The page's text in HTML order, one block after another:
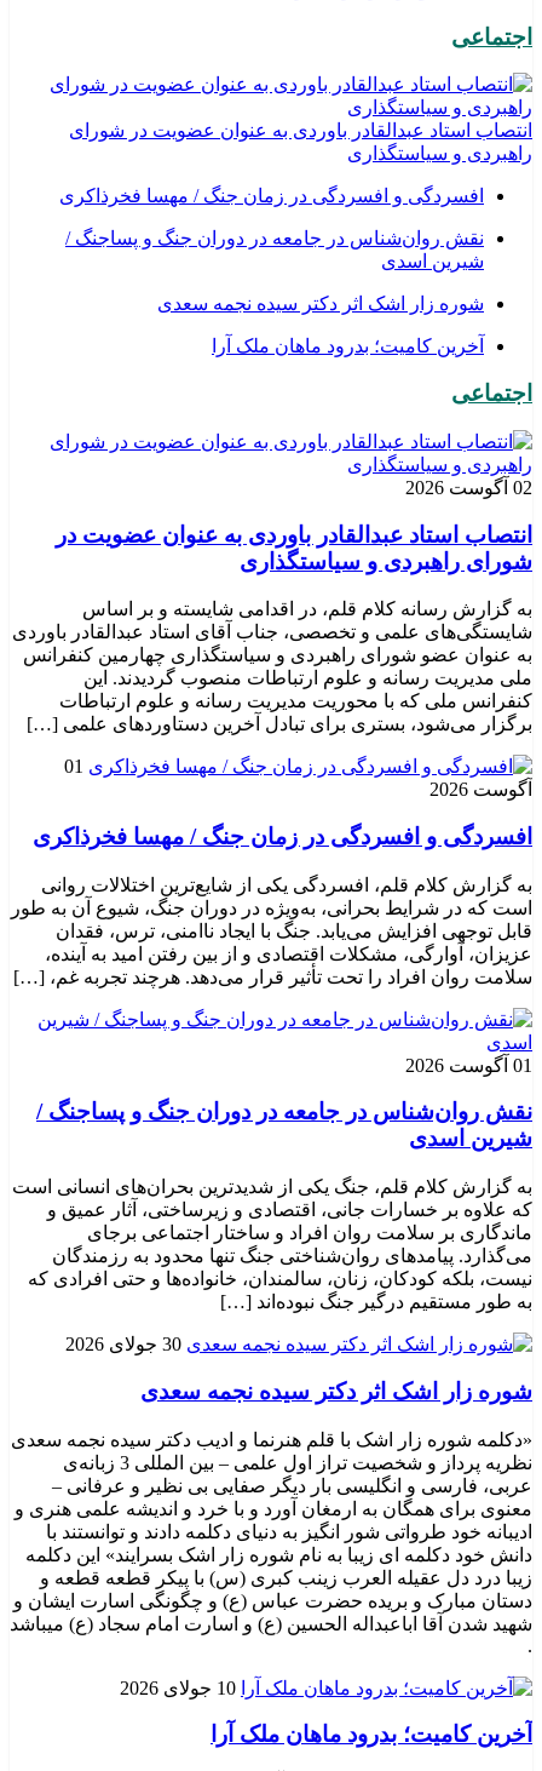
اجتماعی
انتصاب استاد عبدالقادر باوردی به عنوان عضویت در شورای
راهبردی و سیاستگذاری
افسردگی و افسردگی در زمان جنگ / مهسا فخرذاکری
نقش روان‌شناس در جامعه در دوران جنگ و پساجنگ /
شیرین اسدی
شوره زار اشک اثر دکتر سیده نجمه سعدی
​آخرین کامیت؛ بدرود ماهان ملک آرا
اجتماعی
02 آگوست 2026
انتصاب استاد عبدالقادر باوردی به عنوان عضویت در
شورای راهبردی و سیاستگذاری
به گزارش رسانه کلام قلم، در اقدامی شایسته و بر اساس
شایستگی‌های علمی و تخصصی، جناب آقای استاد عبدالقادر باوردی
به عنوان عضو شورای راهبردی و سیاستگذاری چهارمین کنفرانس
ملی مدیریت رسانه و علوم ارتباطات منصوب گردیدند. این
کنفرانس ملی که با محوریت مدیریت رسانه و علوم ارتباطات
برگزار می‌شود، بستری برای تبادل آخرین دستاوردهای علمی […]
01
آگوست 2026
افسردگی و افسردگی در زمان جنگ / مهسا فخرذاکری
به گزارش کلام قلم، افسردگی یکی از شایع‌ترین اختلالات روانی
است که در شرایط بحرانی، به‌ویژه در دوران جنگ، شیوع آن به طور
قابل توجهی افزایش می‌یابد. جنگ با ایجاد ناامنی، ترس، فقدان
عزیزان، آوارگی، مشکلات اقتصادی و از بین رفتن امید به آینده،
سلامت روان افراد را تحت تأثیر قرار می‌دهد. هرچند تجربه غم، […]
01 آگوست 2026
نقش روان‌شناس در جامعه در دوران جنگ و پساجنگ /
شیرین اسدی
به گزارش کلام قلم، جنگ یکی از شدیدترین بحران‌های انسانی است
که علاوه بر خسارات جانی، اقتصادی و زیرساختی، آثار عمیق و
ماندگاری بر سلامت روان افراد و ساختار اجتماعی برجای
می‌گذارد. پیامدهای روان‌شناختی جنگ تنها محدود به رزمندگان
نیست، بلکه کودکان، زنان، سالمندان، خانواده‌ها و حتی افرادی که
به طور مستقیم درگیر جنگ نبوده‌اند […]
30 جولای 2026
شوره زار اشک اثر دکتر سیده نجمه سعدی
«دکلمه شوره زار اشک با قلم هنرنما و ادیب دکتر سیده نجمه سعدی
نظریه پرداز و شخصیت تراز اول علمی – بین المللی 3 زبانه‌ی
عربی، فارسی و انگلیسی بار دیگر صفایی بی نظیر و عرفانی –
معنوی برای همگان به ارمغان آورد و با خرد و اندیشه علمی هنری و
ادیبانه خود طرواتی شور انگیز به دنیای دکلمه دادند و توانستند با
دانش خود دکلمه ای زیبا به نام شوره زار اشک بسرایند» این دکلمه
زیبا درد دل عقیله العرب زینب کبری (س) با پیکر قطعه قطعه و
دستان مبارک و بریده حضرت عباس (ع) و چگونگی اسارت ایشان و
شهید شدن آقا اباعبداله الحسین (ع) و اسارت امام سجاد (ع) میباشد
.
10 جولای 2026
​آخرین کامیت؛ بدرود ماهان ملک آرا